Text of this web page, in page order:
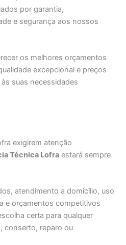
por garantia,
e segurança aos nossos
os melhores orçamentos
excepcional e preços
suas necessidades
exigirem atenção
Técnica Lofra estará sempre
atendimento a domicílio, uso
e orçamentos competitivos
certa para qualquer
conserto, reparo ou